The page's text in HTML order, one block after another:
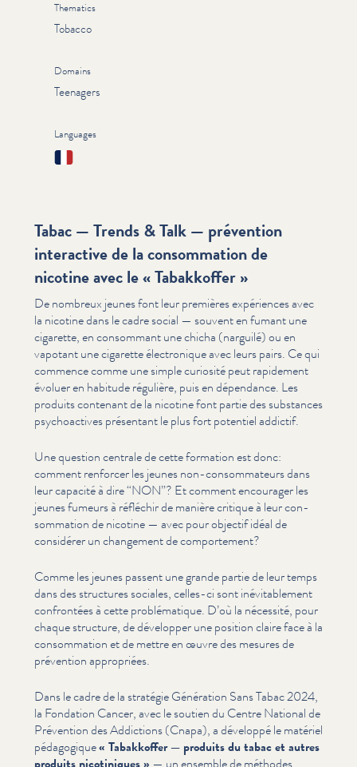
Thematics
Tobacco
Domains
Teenagers
Languages
Français
Tabac — Trends & Talk — prévention
interactive de la consommation de
nicotine avec le « Tabakkoffer »
De nombreux jeunes font leur premières expériences avec
la nicotine dans le cadre social — souvent en fumant une
cigarette, en consommant une chicha (narguilé) ou en
vapotant une cigarette élec­tron­ique avec leurs pairs. Ce qui
commence comme une simple curiosité peut rapidement
évoluer en habitude régulière, puis en dépendance. Les
produits contenant de la nicotine font partie des substances
psy­choac­tives présentant le plus fort potentiel addictif.
Une question centrale de cette formation est donc:
comment renforcer les jeunes non-con­som­ma­teurs dans
leur capacité à dire“NON”? Et comment encourager les
jeunes fumeurs à réfléchir de manière critique à leur con­
som­ma­tion de nicotine — avec pour objectif idéal de
considérer un changement de com­porte­ment?
Comme les jeunes passent une grande partie de leur temps
dans des structures sociales, celles-ci sont inévitable­ment
confrontées à cette prob­lé­ma­tique. D’où la nécessité, pour
chaque structure, de développer une position claire face à la
con­som­ma­tion et de mettre en œuvre des mesures de
prévention appropriées.
Dans le cadre de la stratégie Génération Sans Tabac 2024,
la Fondation Cancer, avec le soutien du Centre National de
Prévention des Addictions (Cnapa), a développé le matériel
pédagogique« Tabakkoffer — produits du tabac et autres